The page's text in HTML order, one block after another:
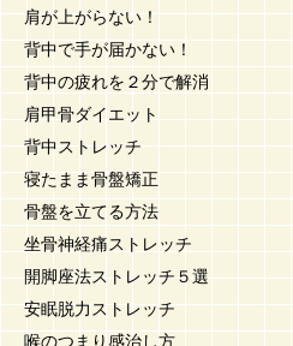
肩が上がらない！
背中で手が届かない！
背中の疲れを２分で解消
肩甲骨ダイエット
背中ストレッチ
寝たまま骨盤矯正
骨盤を立てる方法
坐骨神経痛ストレッチ
開脚座法ストレッチ５選
安眠脱力ストレッチ
喉のつまり感治し方